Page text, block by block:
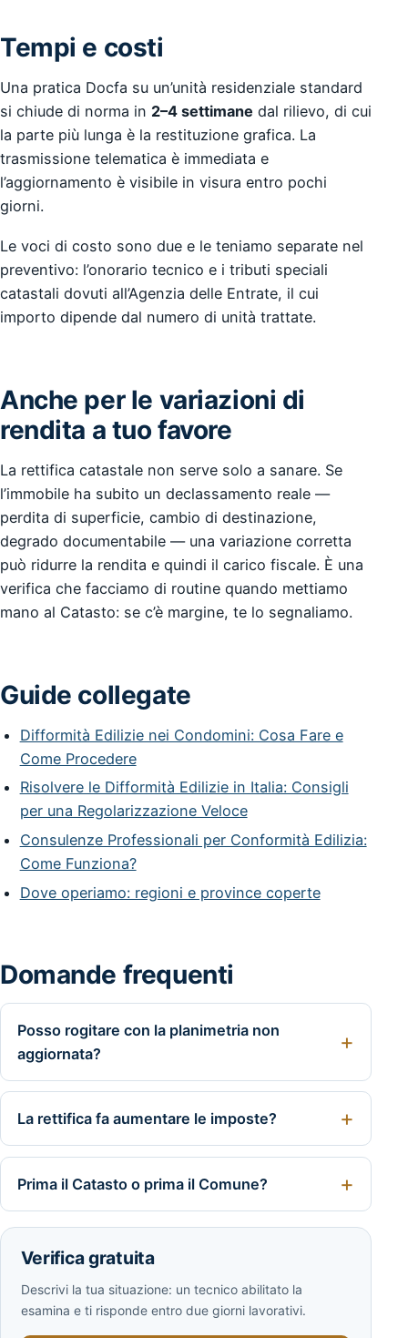
Tempi e costi
Una pratica Docfa su un’unità residenziale standard
si chiude di norma in 2–4 settimane dal rilievo, di cui
la parte più lunga è la restituzione grafica. La
trasmissione telematica è immediata e
l’aggiornamento è visibile in visura entro pochi
giorni.
Le voci di costo sono due e le teniamo separate nel
preventivo: l’onorario tecnico e i tributi speciali
catastali dovuti all’Agenzia delle Entrate, il cui
importo dipende dal numero di unità trattate.
Anche per le variazioni di
rendita a tuo favore
La rettifica catastale non serve solo a sanare. Se
l’immobile ha subito un declassamento reale —
perdita di superficie, cambio di destinazione,
degrado documentabile — una variazione corretta
può ridurre la rendita e quindi il carico fiscale. È una
verifica che facciamo di routine quando mettiamo
mano al Catasto: se c’è margine, te lo segnaliamo.
Guide collegate
Difformità Edilizie nei Condomini: Cosa Fare e
Come Procedere
Risolvere le Difformità Edilizie in Italia: Consigli
per una Regolarizzazione Veloce
Consulenze Professionali per Conformità Edilizia:
Come Funziona?
Dove operiamo: regioni e province coperte
Domande frequenti
Posso rogitare con la planimetria non
aggiornata?
La rettifica fa aumentare le imposte?
Prima il Catasto o prima il Comune?
Verifica gratuita
Descrivi la tua situazione: un tecnico abilitato la
esamina e ti risponde entro due giorni lavorativi.